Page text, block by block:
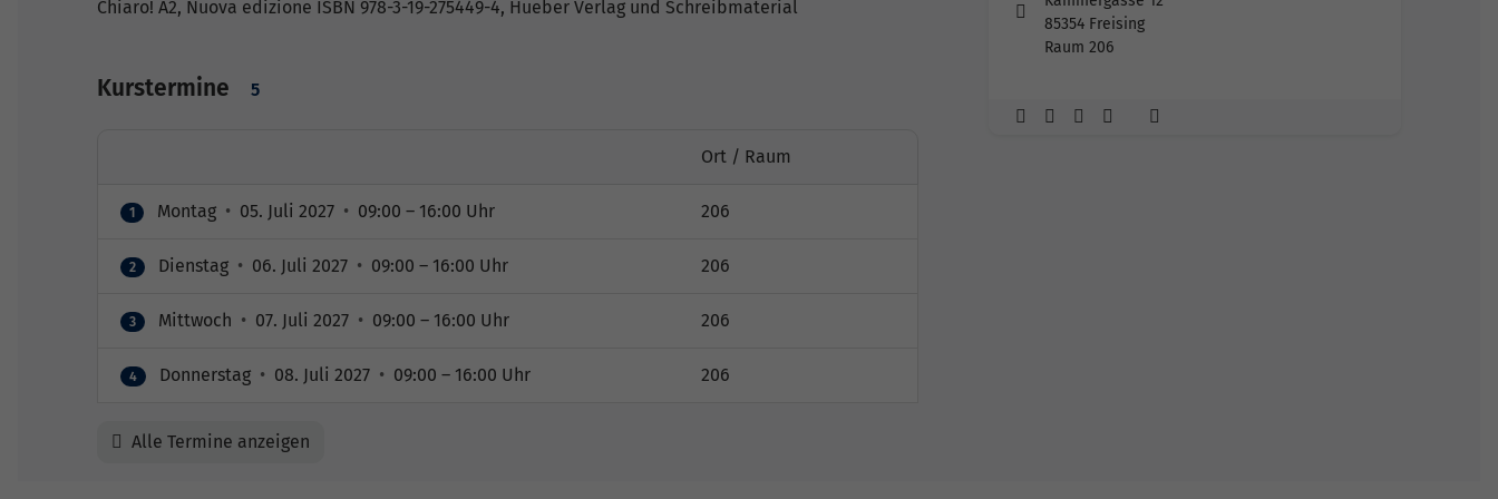
Chiaro! A2, Nuova edizione ISBN 978-3-19-275449-4, Hueber Verlag und Schreibmaterial
Kurstermine 5
Ort / Raum
1 Montag • 05. Juli 2027 • 09:00 – 16:00 Uhr 206
2 Dienstag • 06. Juli 2027 • 09:00 – 16:00 Uhr 206
3 Mittwoch • 07. Juli 2027 • 09:00 – 16:00 Uhr 206
4 Donnerstag • 08. Juli 2027 • 09:00 – 16:00 Uhr 206
Alle Termine anzeigen
85354 Freising
Raum 206